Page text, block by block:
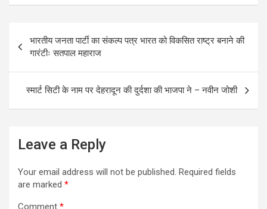
ce
b
o
o
k
tt ail at
A
p
p
ar
navigation
भारतीय जनता पार्टी का संकल्प पत्र भारत को विकसित राष्ट्र बनाने की
गारंटीः सतपाल महाराज
स्मार्ट सिटी के नाम पर देहरादून की दुर्दशा की भाजपा ने – नवीन जोशी
Leave a Reply
Your email address will not be published. Required fields
are marked *
Comment *